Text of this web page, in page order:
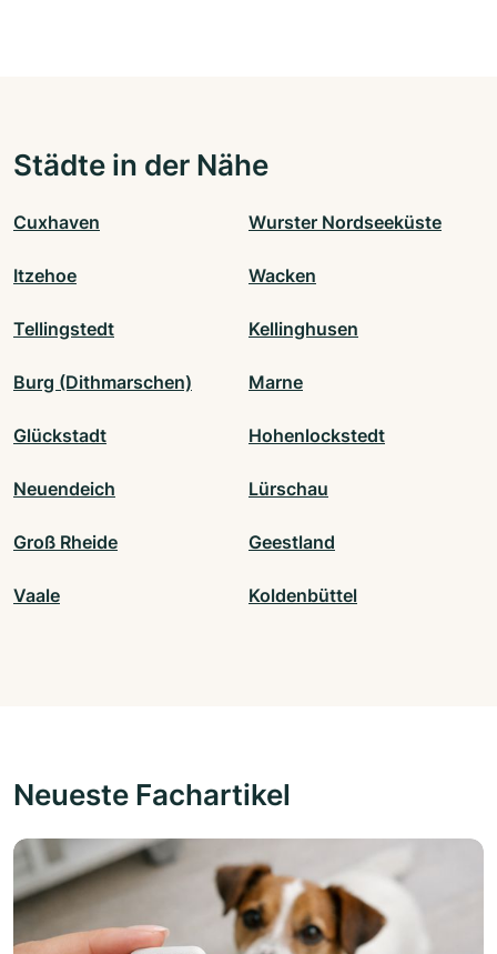
Städte in der Nähe
Cuxhaven Wurster Nordseeküste
Itzehoe Wacken
Tellingstedt Kellinghusen
Burg (Dithmarschen) Marne
Glückstadt Hohenlockstedt
Neuendeich Lürschau
Groß Rheide Geestland
Vaale Koldenbüttel
Neueste Fachartikel